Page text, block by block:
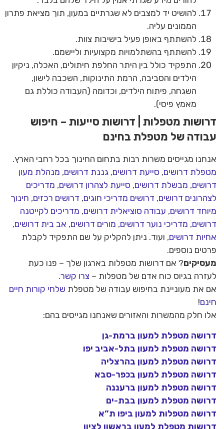
להושיט יד למצבים לא שגרתיים במעון, תוך מציאת פתרון
הממונים עליה.
להשתתף באופן פעיל בישיבות צוות.
להשתתף בהשתלמויות מקצועיות וליישמם.
התפקיד כולל בין היתר החלפת חיתולים, האכלה, ניקיון
הילדים והסביבה, הרמת התינוקות, השכבה לישון,
השגחה, פיתוח הילדים, וכדומה (העבודה כוללת גם
מאמץ פיסי).
דרושות מטפלות | דרושות סייעות – חיפוש
עבודה של מטפלת בחינם
אנחנו מגייסים משרות רבות בתחום החינוך בכל רחבי הארץ.
מטפלת דרושים, סייעת דרושים, גננת דרושים, מנהלת מעון
דרושים, מבשלת דרושים, סייעת לצהרון דרושים, מדריכים
לצהרונים דרושים, דרושים מדריכי חוגים, דרושים רכזים, חינוך
מיוחד דרושים, עבודה סוציאלית דרושים, מדריכים לקייטנה
דרושים, מדריכי נוער דרושים, מורים דרושים, אב בית דרושים,
אחיות דרושים, ועוד. ניתן להקליק על שם התפקיד לקבלת
פרטים נוספים.
מעסיקים? אם דרושות מטפלות בארגון שלך – פנו כעת
לעזרה בגיוס כוח אדם של מטפלות – צרו קשר.
אם את מעוניינת בחיפוש עבודה של מטפלת שלחי קורות חיים
חינם!
אלו חלק מהמשרות והאזורים שאנחנו מגייסים בהם:
דרושה מטפלת למעון ברמת-גן
דרושה מטפלת למעון בתל-אביב יפו
דרושה מטפלת למעון בהרצליה
דרושה מטפלת למעון בכפר-סבא
דרושה מטפלת למעון ברעננה
דרושה מטפלת למעון בבת-ים
דרושה מטפלות למעון ביפו ת”א
דרושות מטפלת למעון בראשון לציון